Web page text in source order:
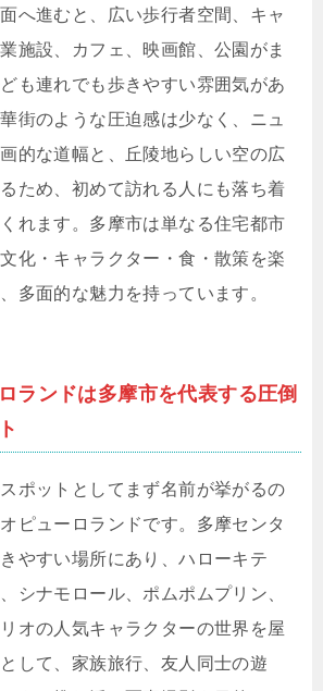
へ進むと、広い歩行者空間、キャ
施設、カフェ、映画館、公園がま
も連れでも歩きやすい雰囲気があ
街のような圧迫感は少なく、ニュ
的な道幅と、丘陵地らしい空の広
ため、初めて訪れる人にも落ち着
れます。多摩市は単なる住宅都市
化・キャラクター・食・散策を楽
多面的な魅力を持っています。
ランドは多摩市を代表する圧倒
ポットとしてまず名前が挙がるの
ピューロランドです。多摩センタ
やすい場所にあり、ハローキテ
シナモロール、ポムポムプリン、
オの人気キャラクターの世界を屋
して、家族旅行、友人同士の遊